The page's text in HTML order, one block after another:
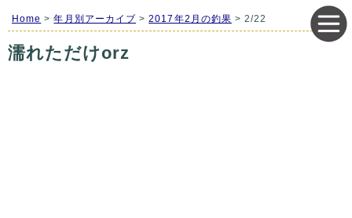
Home >年月別アーカイブ >2017年2月の釣果 > 2/22
濡れただけorz